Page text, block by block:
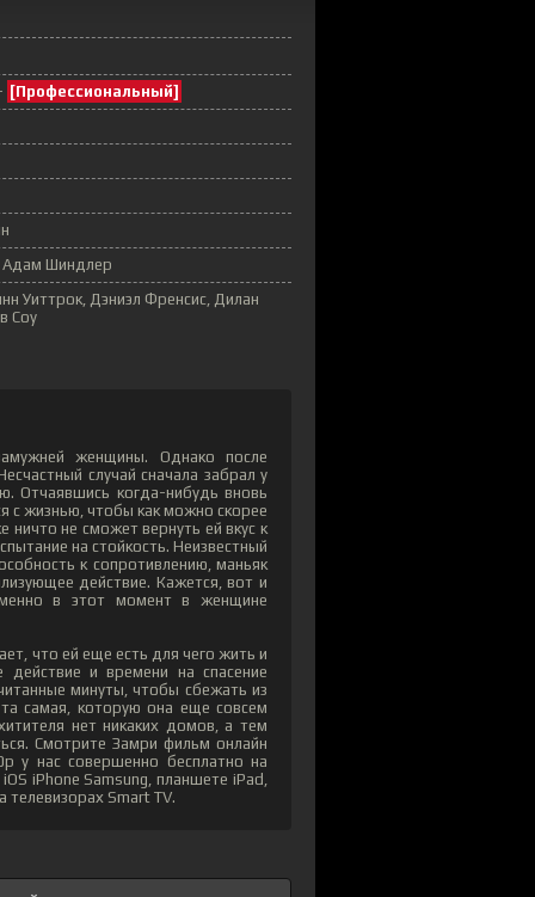
[Профессиональный]
Адам Шиндлер
Уиттрок, Дэниэл Френсис, Дилан
Соу
женщины. Однако после
случай сначала забрал у
Отчаявшись когда-нибудь вновь
с жизнью, чтобы как можно скорее
не сможет вернуть ей вкус к
на стойкость. Неизвестный
к сопротивлению, маньяк
действие. Кажется, вот и
в этот момент в женщине
что ей еще есть для чего жить и
и времени на спасение
минуты, чтобы сбежать из
самая, которую она еще совсем
нет никаких домов, а тем
Смотрите Замри фильм онлайн
у нас совершенно бесплатно на
iPhone Samsung, планшете iPad,
телевизорах Smart TV.